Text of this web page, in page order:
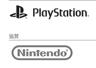
協賛